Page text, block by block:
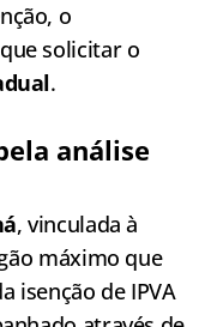
o
solicitar o
.
análise
, vinculada à
máximo que
isenção de IPVA